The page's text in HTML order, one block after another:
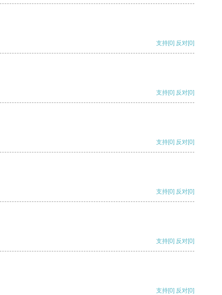
支持[0] 反对[0]
支持[0] 反对[0]
支持[0] 反对[0]
支持[0] 反对[0]
支持[0] 反对[0]
支持[0] 反对[0]